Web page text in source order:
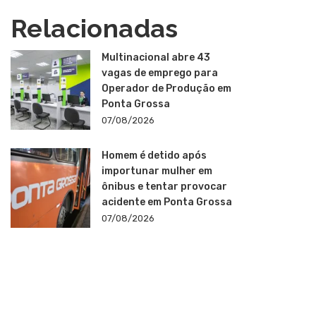
Relacionadas
Multinacional abre 43
vagas de emprego para
Operador de Produção em
Ponta Grossa
07/08/2026
Homem é detido após
importunar mulher em
ônibus e tentar provocar
acidente em Ponta Grossa
07/08/2026